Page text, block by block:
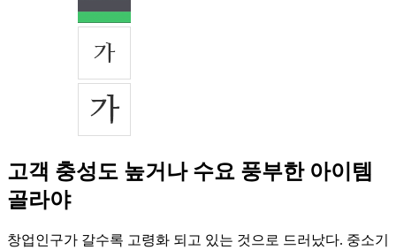
고객 충성도 높거나 수요 풍부한 아이템
골라야
창업인구가 갈수록 고령화 되고 있는 것으로 드러났다. 중소기